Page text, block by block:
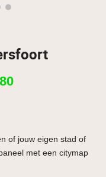
of jouw eigen stad of
met een citymap